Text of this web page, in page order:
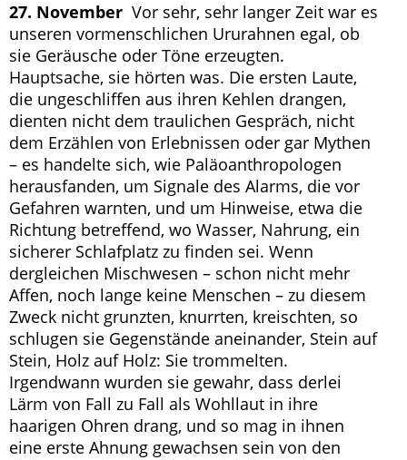
27. November Vor sehr, sehr langer Zeit war es
unseren vormenschlichen Ururahnen egal, ob
sie Geräusche oder Töne erzeugten.
Hauptsache, sie hörten was. Die ersten Laute,
die ungeschliffen aus ihren Kehlen drangen,
dienten nicht dem traulichen Gespräch, nicht
dem Erzählen von Erlebnissen oder gar Mythen
– es handelte sich, wie Paläoanthropologen
herausfanden, um Signale des Alarms, die vor
Gefahren warnten, und um Hinweise, etwa die
Richtung betreffend, wo Wasser, Nahrung, ein
sicherer Schlafplatz zu finden sei. Wenn
dergleichen Mischwesen – schon nicht mehr
Affen, noch lange keine Menschen – zu diesem
Zweck nicht grunzten, knurrten, kreischten, so
schlugen sie Gegenstände aneinander, Stein auf
Stein, Holz auf Holz: Sie trommelten.
Irgendwann wurden sie gewahr, dass derlei
Lärm von Fall zu Fall als Wohllaut in ihre
haarigen Ohren drang, und so mag in ihnen
eine erste Ahnung gewachsen sein von den